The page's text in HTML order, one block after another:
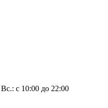
с 10:00 до 22:00